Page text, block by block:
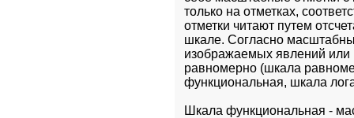
только на отметках,
отметки читают путем
шкале. Согласно
изображаемых явлений или
равномерно (шкала
функциональная, шкала
Шкала функциональная -